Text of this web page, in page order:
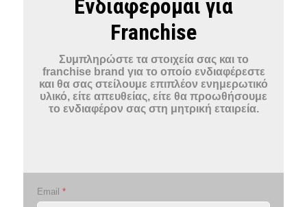
Ενδιαφέρομαι για
Franchise
Συμπληρώστε τα στοιχεία σας και το
franchise brand για το οποίο ενδιαφέρεστε
και θα σας στείλουμε επιπλέον ενημερωτικό
υλικό, είτε απευθείας, είτε θα προωθήσουμε
το ενδιαφέρον σας στη μητρική εταιρεία.
Email *